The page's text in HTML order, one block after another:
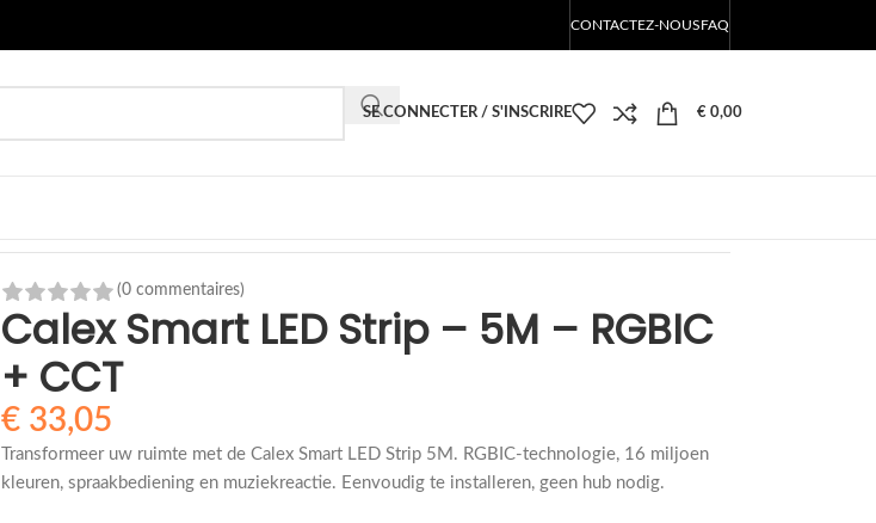
CONTACTEZ-NOUSFAQ
SE CONNECTER / S'INSCRIRE € 0,00
(0 commentaires)
Calex Smart LED Strip – 5M – RGBIC
+ CCT
€ 33,05
Transformeer uw ruimte met de Calex Smart LED Strip 5M. RGBIC-technologie, 16 miljoen
kleuren, spraakbediening en muziekreactie. Eenvoudig te installeren, geen hub nodig.